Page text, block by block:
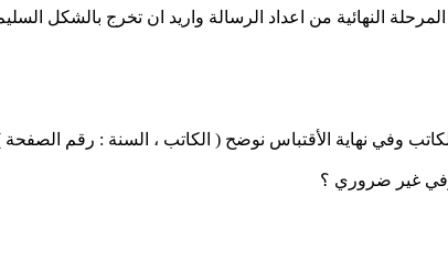
النهائية من اعداد الرسالة واريد ان تخرج بالشكل
وفي نهاية الأقتباس نوضح ( الكاتب ، السنة : رقم الصفحة
غير ضروري ؟